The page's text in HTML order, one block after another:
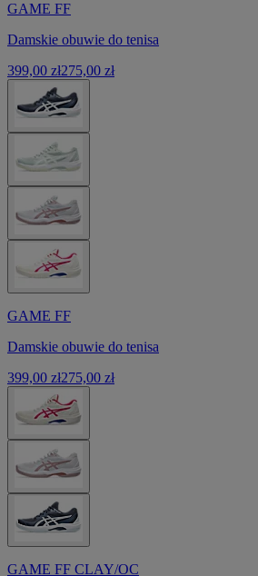
GAME FF
Damskie obuwie do tenisa
399,00 zł275,00 zł
GAME FF
Damskie obuwie do tenisa
399,00 zł275,00 zł
GAME FF CLAY/OC